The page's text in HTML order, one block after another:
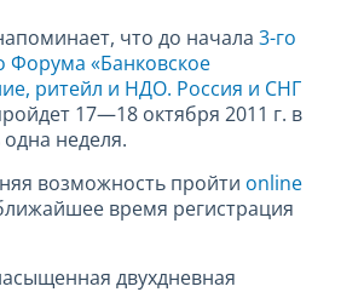
что до начала 3-го
Форума «Банковское
ритейл и НДО. Россия и СНГ
17—18 октября 2011 г. в
неделя.
возможность пройти online
время регистрация
двухдневная